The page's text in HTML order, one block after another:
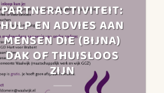
PARTNERACTIVITEIT:
HULP EN ADVIES AAN
MENSEN DIE (BIJNA)
DAK OF THUISLOOS
ZIJN